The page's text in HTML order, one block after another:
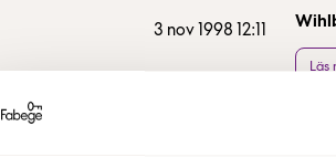
3 nov 1998 12:11
Läs